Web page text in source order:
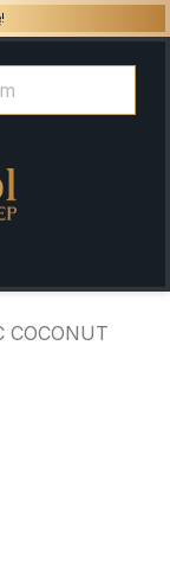
COCONUT